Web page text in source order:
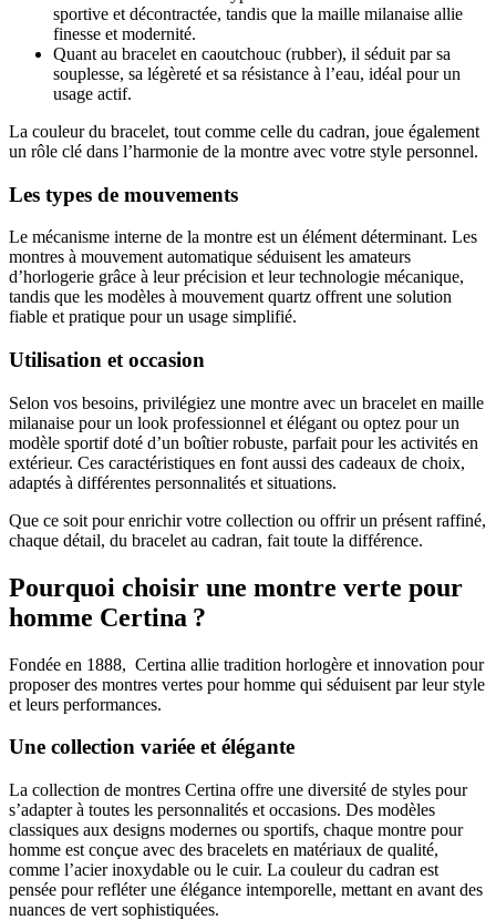
sportive et décontractée, tandis que la maille milanaise allie
finesse et modernité.
Quant au bracelet en caoutchouc (rubber), il séduit par sa
souplesse, sa légèreté et sa résistance à l’eau, idéal pour un
usage actif.
La couleur du bracelet, tout comme celle du cadran, joue également
un rôle clé dans l’harmonie de la montre avec votre style personnel.
Les types de mouvements
Le mécanisme interne de la montre est un élément déterminant. Les
montres à mouvement automatique séduisent les amateurs
d’horlogerie grâce à leur précision et leur technologie mécanique,
tandis que les modèles à mouvement quartz offrent une solution
fiable et pratique pour un usage simplifié.
Utilisation et occasion
Selon vos besoins, privilégiez une montre avec un bracelet en maille
milanaise pour un look professionnel et élégant ou optez pour un
modèle sportif doté d’un boîtier robuste, parfait pour les activités en
extérieur. Ces caractéristiques en font aussi des cadeaux de choix,
adaptés à différentes personnalités et situations.
Que ce soit pour enrichir votre collection ou offrir un présent raffiné,
chaque détail, du bracelet au cadran, fait toute la différence.
Pourquoi choisir une montre verte pour
homme Certina ?
Fondée en 1888, Certina allie tradition horlogère et innovation pour
proposer des montres vertes pour homme qui séduisent par leur style
et leurs performances.
Une collection variée et élégante
La collection de montres Certina offre une diversité de styles pour
s’adapter à toutes les personnalités et occasions. Des modèles
classiques aux designs modernes ou sportifs, chaque montre pour
homme est conçue avec des bracelets en matériaux de qualité,
comme l’acier inoxydable ou le cuir. La couleur du cadran est
pensée pour refléter une élégance intemporelle, mettant en avant des
nuances de vert sophistiquées.